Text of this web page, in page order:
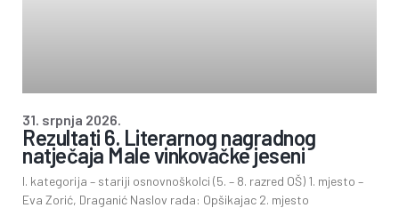
Rezultati 6. Literarnog nagradnog
natječaja Male vinkovačke jeseni
I. kategorija – stariji osnovnoškolci (5. – 8. razred OŠ) 1. mjesto –
Eva Zorić, Draganić Naslov rada: Opšikajac 2. mjesto
31. srpnja 2026.